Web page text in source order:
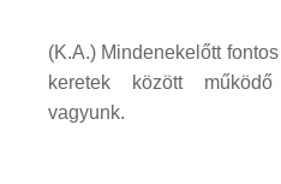
(K.A.) Mindenekelőtt
keretek között
vagyunk.